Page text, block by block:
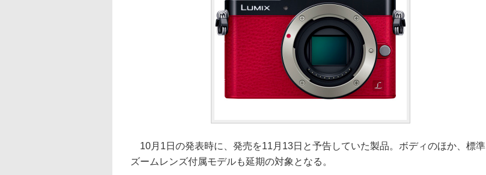
10月1日の発表時に、発売を11月13日と予告していた製品。ボディのほか、標準
ズームレンズ付属モデルも延期の対象となる。